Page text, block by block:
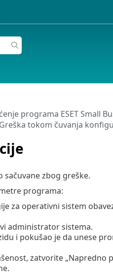
programa ESET Small
tokom čuvanja
sačuvane zbog greške.
programa:
za operativni sistem
administrator sistema.
i pokušao je da unese
zatvorite „Napredno